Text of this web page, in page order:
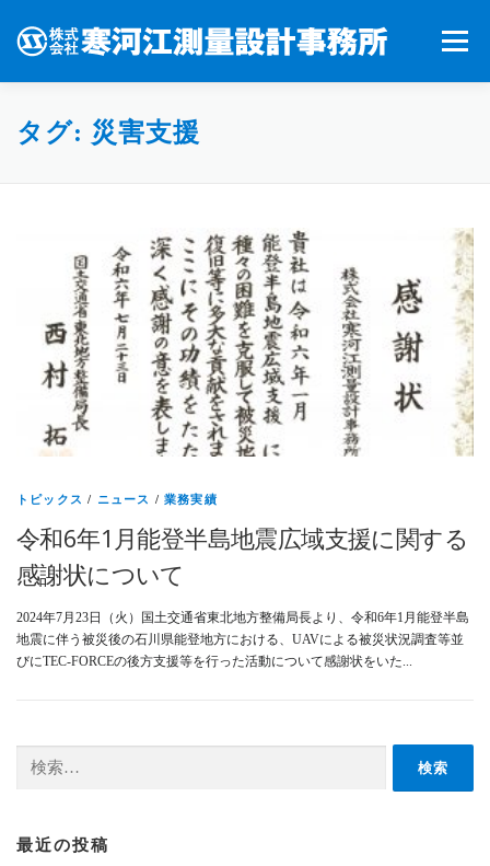
メニュー
お知らせ 会社案内
タグ: 災害支援
トピックス / ニュース /業務実績
令和6年1月能登半島地震広域支援に関する
感謝状について
2024年7月23日（火）国土交通省東北地方整備局長より、令和6年1月能登半島
地震に伴う被災後の石川県能登地方における、UAVによる被災状況調査等並
びにTEC-FORCEの後方支援等を行った活動について感謝状をいた...
検索:
最近の投稿